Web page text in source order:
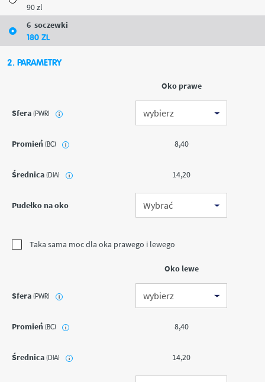
90zl
6 soczewki
180 ZL
2. PARAMETRY
Oko prawe
Sfera(PWR) i
Promień(BC) i 8,40
Średnica(DIA) i 14,20
Pudełko na oko
Taka sama moc dla oka prawego i lewego
Oko lewe
Sfera(PWR) i
Promień(BC) i 8,40
Średnica(DIA) i 14,20